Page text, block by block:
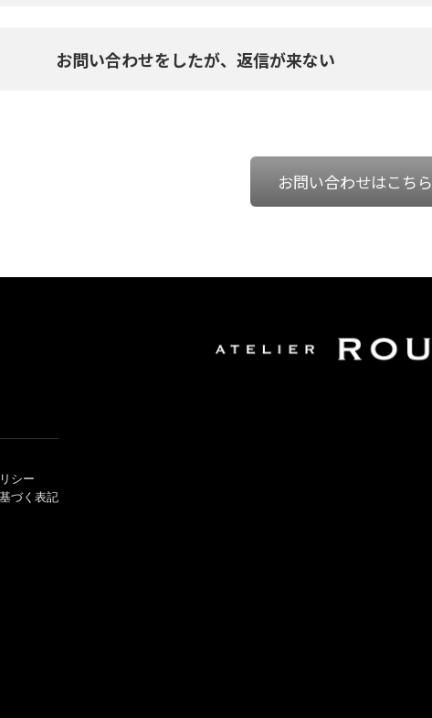
お問い合わせをしたが、返信が来ない
お問い合わせはこちら
シー
づく表記